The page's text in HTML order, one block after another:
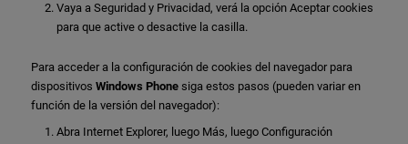
Vaya a Seguridad y Privacidad, verá la opción Aceptar cookies
para que active o desactive la casilla.
Para acceder a la configuración de cookies del navegador para
dispositivos Windows Phonesiga estos pasos (pueden variar en
función de la versión del navegador):
Abra Internet Explorer, luego Más, luego Configuración